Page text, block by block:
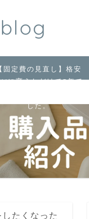
【固定費の見直し】格安
に変えただけで5年で
した。
たくなった